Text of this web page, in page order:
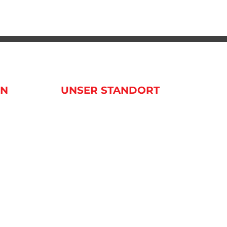
UNSER STANDORT